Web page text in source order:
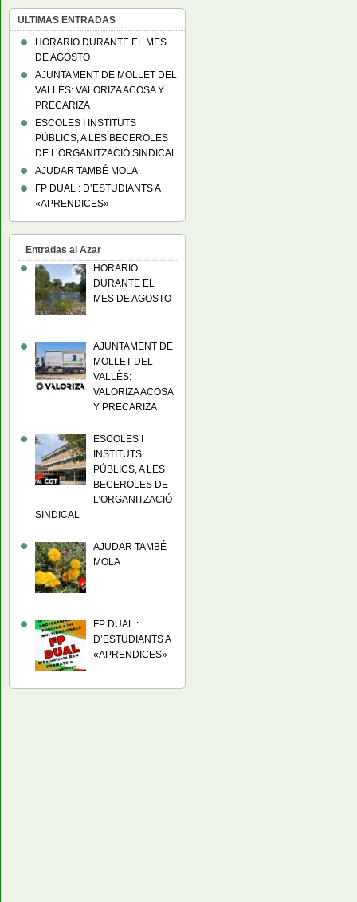
ULTIMAS ENTRADAS
HORARIO DURANTE EL MES
DE AGOSTO
AJUNTAMENT DE MOLLET DEL
VALLÈS: VALORIZA ACOSA Y
PRECARIZA
ESCOLES I INSTITUTS
PÚBLICS, A LES BECEROLES
DE L’ORGANITZACIÓ SINDICAL
AJUDAR TAMBÉ MOLA
FP DUAL : D’ESTUDIANTS A
«APRENDICES»
Entradas al Azar
HORARIO
DURANTE EL
MES DE AGOSTO
AJUNTAMENT DE
MOLLET DEL
VALLÈS:
VALORIZA ACOSA
Y PRECARIZA
ESCOLES I
INSTITUTS
PÚBLICS, A LES
BECEROLES DE
L’ORGANITZACIÓ
SINDICAL
AJUDAR TAMBÉ
MOLA
FP DUAL :
D’ESTUDIANTS A
«APRENDICES»